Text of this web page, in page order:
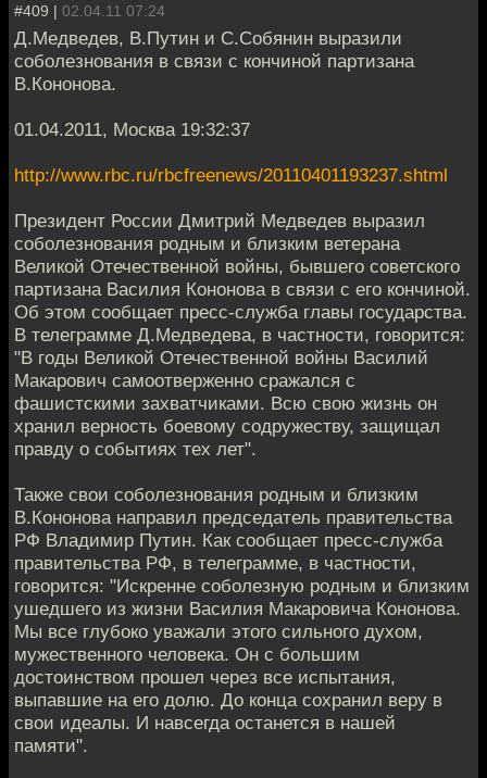
#409 | 02.04.11 07:24
Д.Медведев, В.Путин и С.Собянин выразили
соболезнования в связи с кончиной партизана
В.Кононова.
01.04.2011, Москва 19:32:37
http://www.rbc.ru/rbcfreenews/20110401193237.shtml
Президент России Дмитрий Медведев выразил
соболезнования родным и близким ветерана
Великой Отечественной войны, бывшего советского
партизана Василия Кононова в связи с его кончиной.
Об этом сообщает пресс-служба главы государства.
В телеграмме Д.Медведева, в частности, говорится:
"В годы Великой Отечественной войны Василий
Макарович самоотверженно сражался с
фашистскими захватчиками. Всю свою жизнь он
хранил верность боевому содружеству, защищал
правду о событиях тех лет".
Также свои соболезнования родным и близким
В.Кононова направил председатель правительства
РФ Владимир Путин. Как сообщает пресс-служба
правительства РФ, в телеграмме, в частности,
говорится: "Искренне соболезную родным и близким
ушедшего из жизни Василия Макаровича Кононова.
Мы все глубоко уважали этого сильного духом,
мужественного человека. Он с большим
достоинством прошел через все испытания,
выпавшие на его долю. До конца сохранил веру в
свои идеалы. И навсегда останется в нашей
памяти".